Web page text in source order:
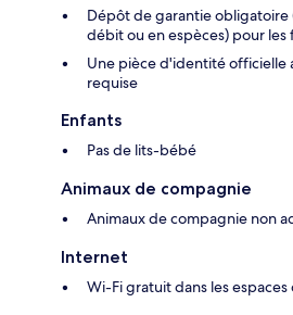
Dépôt de garantie
débit ou en espèces) pour les
Une pièce d'identité officielle
requise
Enfants
Pas de lits-bébé
Animaux de compagnie
Animaux de compagnie non
Internet
Wi-Fi gratuit dans les espaces